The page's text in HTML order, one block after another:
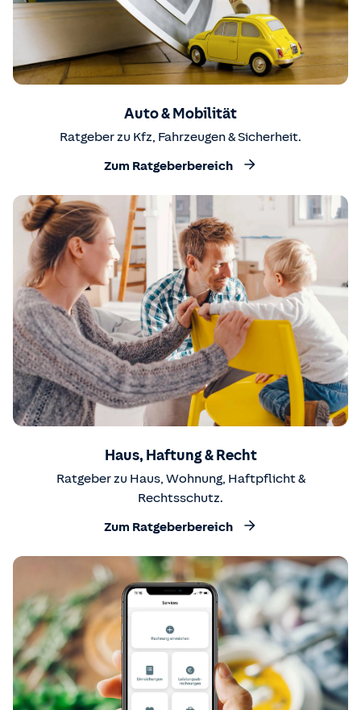
Auto & Mobilität
Ratgeber zu Kfz, Fahrzeugen & Sicherheit.
Zum Ratgeberbereich
Haus, Haftung & Recht
Ratgeber zu Haus, Wohnung, Haftpflicht &
Rechtsschutz.
Zum Ratgeberbereich